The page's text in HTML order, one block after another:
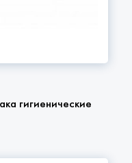
гигиенические